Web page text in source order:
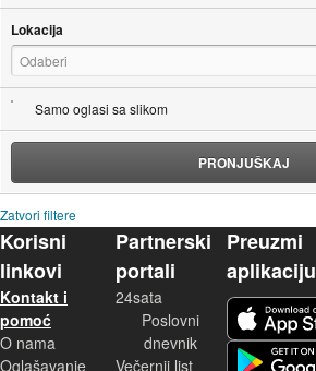
Lokacija
Odaberi
Samo oglasi sa slikom
PRONJUŠKAJ
Zatvori filtere
Korisni
linkovi
Kontakt i
pomoć
O nama
Oglašavanje
Partnerski
portali
24sata
Poslovni
dnevnik
Večernji list
Preuzmi
aplikaciju